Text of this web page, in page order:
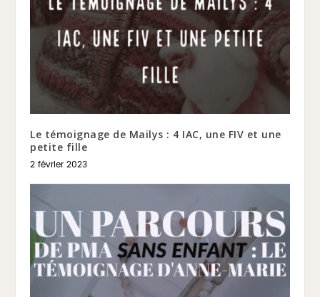
Le témoignage de Mailys : 4 IAC, une FIV et une
petite fille
2 février 2023